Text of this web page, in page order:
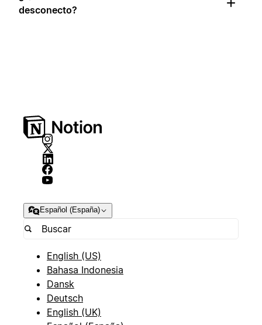
desconecto?
Español (España)
English (US)
Bahasa Indonesia
Dansk
Deutsch
English (UK)